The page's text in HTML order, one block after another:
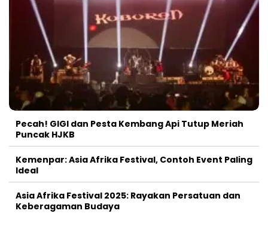
Pecah! GIGI dan Pesta Kembang Api Tutup Meriah
Puncak HJKB
Kemenpar: Asia Afrika Festival, Contoh Event Paling
Ideal
Asia Afrika Festival 2025: Rayakan Persatuan dan
Keberagaman Budaya